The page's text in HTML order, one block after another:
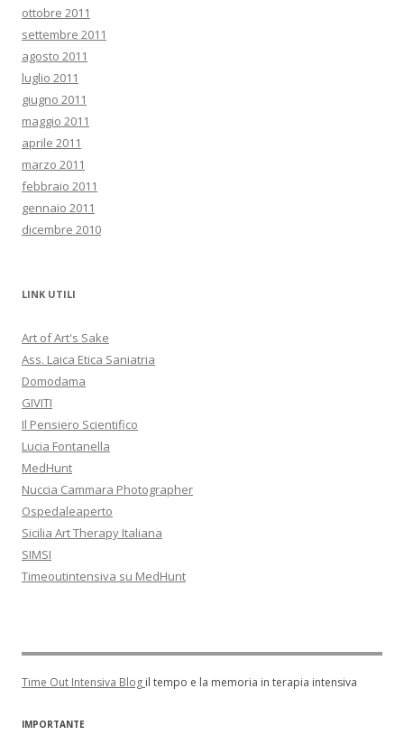
ottobre 2011
settembre 2011
agosto 2011
luglio 2011
giugno 2011
maggio 2011
aprile 2011
marzo 2011
febbraio 2011
gennaio 2011
dicembre 2010
LINK UTILI
Art of Art's Sake
Ass. Laica Etica Saniatria
Domodama
GIVITI
Il Pensiero Scientifico
Lucia Fontanella
MedHunt
Nuccia Cammara Photographer
Ospedaleaperto
Sicilia Art Therapy Italiana
SIMSI
Timeoutintensiva su MedHunt
Time Out Intensiva Blog il tempo e la memoria in terapia intensiva
IMPORTANTE